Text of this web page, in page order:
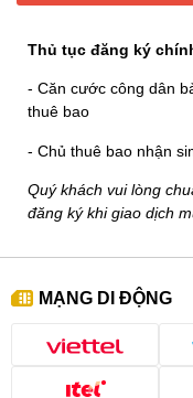
Thủ tục đăng ký
- Căn cước công dân
thuê bao
- Chủ thuê bao nhận
Quý khách vui lòng
đăng ký khi giao dịch
MẠNG DI ĐỘNG